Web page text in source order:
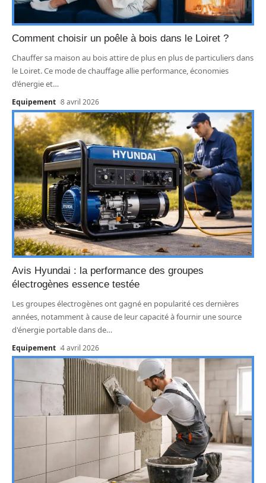
Comment choisir un poêle à bois dans le Loiret ?
Chauffer sa maison au bois attire de plus en plus de particuliers dans
le Loiret. Ce mode de chauffage allie performance, économies
d’énergie et…
Equipement 8 avril 2026
Avis Hyundai : la performance des groupes
électrogènes essence testée
Les groupes électrogènes ont gagné en popularité ces dernières
années, notamment à cause de leur capacité à fournir une source
d'énergie portable dans de…
Equipement 4 avril 2026